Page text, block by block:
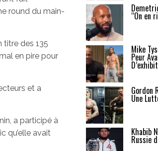
round du main-
titre des 135
en pire pour
et a
a participé à
qu’elle avait
“On en
Mike
Peur
Gordon
Une
Khabib
Russie